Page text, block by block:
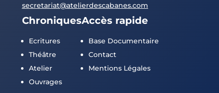
secretariat@atelierdescabanes.com
Chroniques
Ecritures
Théâtre
Atelier
Ouvrages
Accès rapide
Base Documentaire
Contact
Mentions Légales